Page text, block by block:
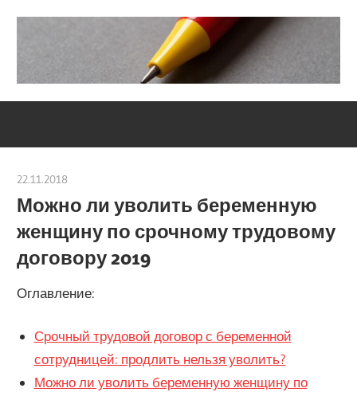
22.11.2018
Можно ли уволить беременную
женщину по срочному трудовому
договору 2019
Оглавление:
Срочный трудовой договор с беременной
сотрудницей: продлить нельзя уволить?
Можно ли уволить беременную женщину по